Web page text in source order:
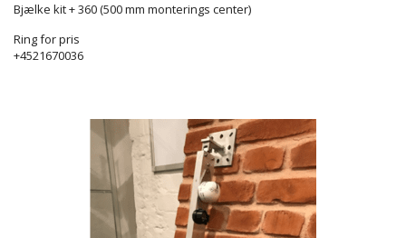
Bjælke kit + 360 (500 mm monterings center)
Ring for pris
+4521670036